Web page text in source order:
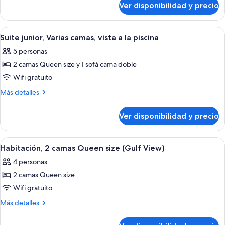
Queen
size,
vista
a
la
piscina
2
camas
Queen
vista
a
piscina
Ver disponibilidad y precio
Ver
todas
las
fotos
de
Suite
camas,
vista
a
la
piscina
Habitación de hotel con dos camas,
3
Suite junior, Varias camas, vista a la piscina
5 personas
2 camas Queen size y 1 sofá cama doble
Wifi gratuito
Más detalles
Más
junior,
Varias
camas,
a
la
Ver disponibilidad y precio
Ver
todas
las
fotos
de
Habitación,
Un balcón con vista a la playa,
2
Habitación, 2 camas Queen size (Gulf View)
4 personas
2 camas Queen size
Wifi gratuito
Más detalles
Más